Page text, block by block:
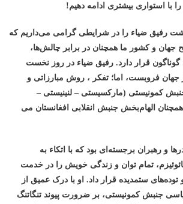
جاودانه
خواهد
ماند!
را با استواری بیشتری ادامه دهیم!
رفیق ضیاء را در شرایطی گرامی می‌داریم که
جهان و کشور ما همچنان در برابر چالش‌ها،
قرار دارد. رفیق ضیاء در روز نخست
فروبست، اما؛ تفکر ، روش مبارزاتی و
کمونیستی (مارکسیستی – لنینیستی –
همچنان الهام‌بخش جنبش انقلابی افغانستان می
و رهبران برجسته‌ای بود که با اتکاء به
تمام توان و زندگی خویش را در خدمت
و توده‌های ستمدیده قرار داد. او با درک عمیق از
جنبش کمونیستی، بر ضرورت پیوند تنگاتنگ